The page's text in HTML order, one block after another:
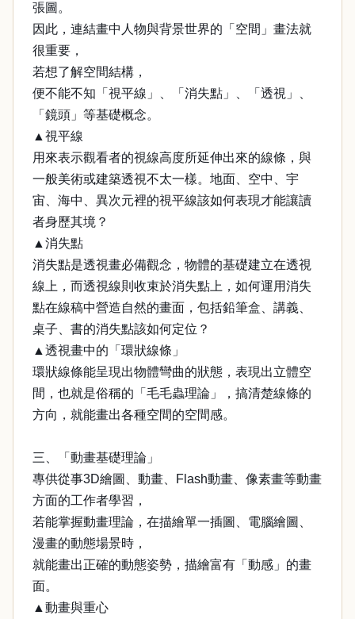
張圖。
因此，連結畫中人物與背景世界的「空間」畫法就
很重要，
若想了解空間結構，
便不能不知「視平線」、「消失點」、「透視」、
「鏡頭」等基礎概念。
▲視平線
用來表示觀看者的視線高度所延伸出來的線條，與
一般美術或建築透視不太一樣。地面、空中、宇
宙、海中、異次元裡的視平線該如何表現才能讓讀
者身歷其境？
▲消失點
消失點是透視畫必備觀念，物體的基礎建立在透視
線上，而透視線則收束於消失點上，如何運用消失
點在線稿中營造自然的畫面，包括鉛筆盒、講義、
桌子、書的消失點該如何定位？
▲透視畫中的「環狀線條」
環狀線條能呈現出物體彎曲的狀態，表現出立體空
間，也就是俗稱的「毛毛蟲理論」，搞清楚線條的
方向，就能畫出各種空間的空間感。
三、「動畫基礎理論」
專供從事3D繪圖、動畫、Flash動畫、像素畫等動畫
方面的工作者學習，
若能掌握動畫理論，在描繪單一插圖、電腦繪圖、
漫畫的動態場景時，
就能畫出正確的動態姿勢，描繪富有「動感」的畫
面。
▲動畫與重心